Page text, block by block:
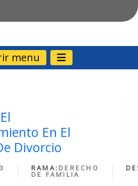
menu
En El
Divorcio
RAMA: DERECHO
DE FAMILIA